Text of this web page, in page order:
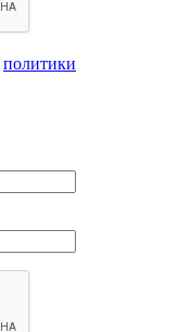
политики